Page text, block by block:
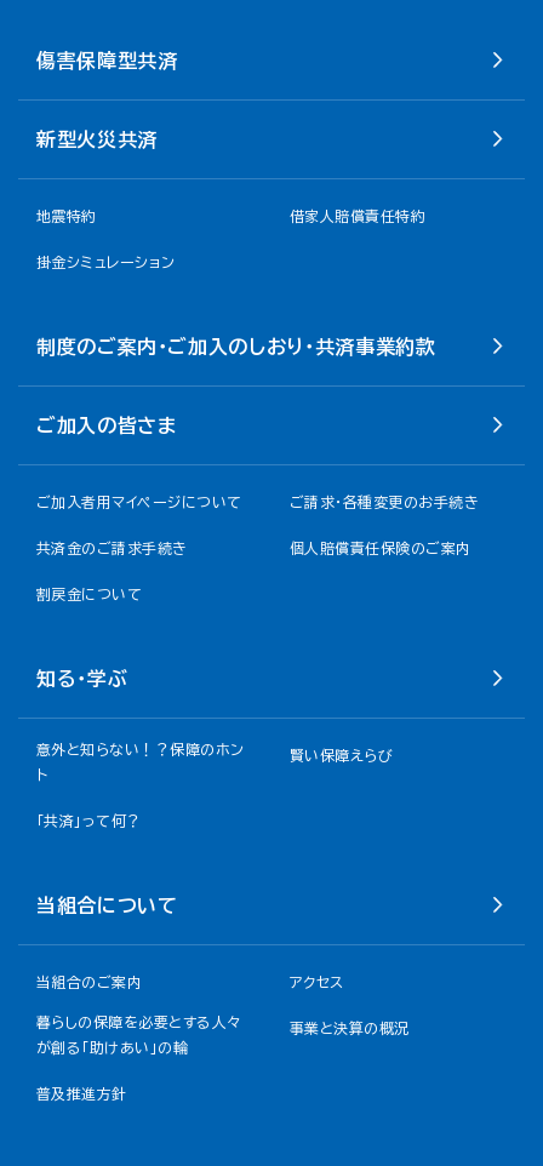
傷害保障型共済
新型火災共済
地震特約 借家人賠償責任特約
掛金シミュレーション
制度のご案内・ご加入のしおり・共済事業約款
ご加入の皆さま
ご加入者用マイページについて ご請求・各種変更のお手続き
共済金のご請求手続き 個人賠償責任保険のご案内
割戻金について​
知る・学ぶ
意外と知らない！？保障のホン
ト
賢い保障えらび
「共済」って何？
当組合について
当組合のご案内 アクセス
暮らしの保障を必要とする人々
が創る「助けあい」の輪
事業と決算の概況
普及推進方針